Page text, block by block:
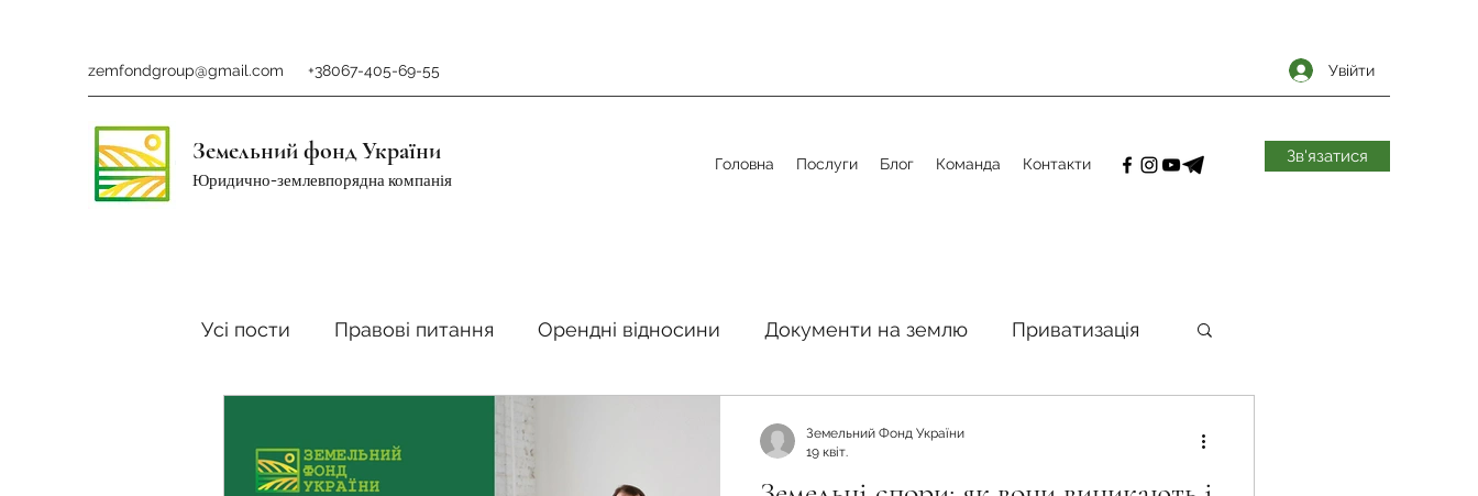
zemfondgroup@gmail.com +38067-405-69-55 Увійти
Земельний фонд України
Юридично-землевпорядна компанія
Головна Послуги Блог Команда Контакти Зв'язатися
Усі пости Правові питання Орендні відносини Документи на землю Приватизація
Податки стосовно земельної сфери
Земельний Фонд України
19 квіт.